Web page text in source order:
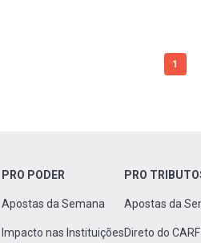
1
PRO PODER
Apostas da Semana
Impacto nas Instituições
PRO
Apostas da
Direto do CARF